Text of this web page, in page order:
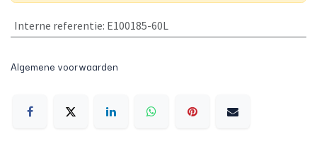
Interne referentie: E100185-60L
Algemene voorwaarden